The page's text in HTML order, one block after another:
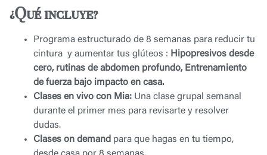
¿Qué incluye?
Programa estructurado de 8 semanas para reducir tu
cintura y aumentar tus glúteos : Hipopresivos desde
cero, rutinas de abdomen profundo, Entrenamiento
de fuerza bajo impacto en casa.
Clases en vivo con Mia: Una clase grupal semanal
durante el primer mes para revisarte y resolver
dudas.
Clases on demand para que hagas en tu tiempo,